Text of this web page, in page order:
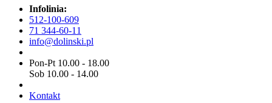
Infolinia:
512-100-609
71 344-60-11
info@dolinski.pl
Pon-Pt 10.00 - 18.00
Sob 10.00 - 14.00
Kontakt